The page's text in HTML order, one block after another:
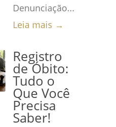
Denunciação...
Leia mais →
Registro
de Óbito:
Tudo o
Que Você
Precisa
Saber!